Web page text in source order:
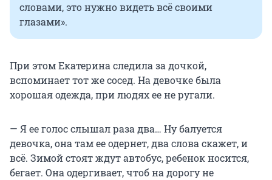
словами, это нужно видеть всё своими
глазами».
При этом Екатерина следила за дочкой,
вспоминает тот же сосед. На девочке была
хорошая одежда, при людях ее не ругали.
— Я ее голос слышал раза два… Ну балуется
девочка, она там ее одернет, два слова скажет, и
всё. Зимой стоят ждут автобус, ребенок носится,
бегает. Она одергивает, чтоб на дорогу не